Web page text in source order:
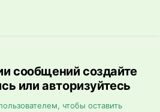
сообщений создайте
или авторизуйтесь
чтобы оставить